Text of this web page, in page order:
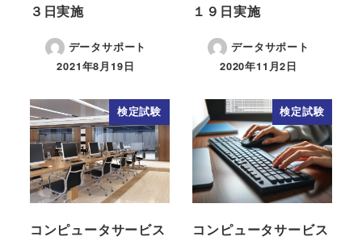
３日実施
データサポート
2021年8月19日
１９日実施
データサポート
2020年11月2日
検定試験
コンピュータサービス
検定試験
コンピュータサービス